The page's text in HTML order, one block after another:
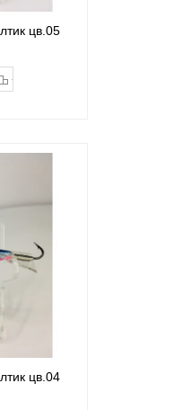
цв.05
цв.04